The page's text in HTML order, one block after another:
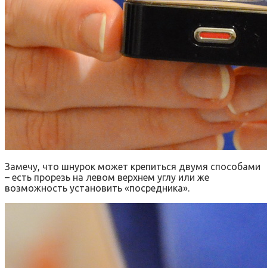
Замечу, что шнурок может крепиться двумя способами
– есть прорезь на левом верхнем углу или же
возможность установить «посредника».